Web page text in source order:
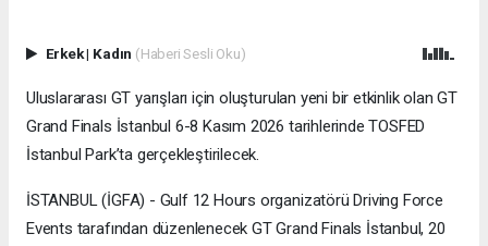
Erkek| Kadın (Haberi Sesli Oku)
Uluslararası GT yarışları için oluşturulan yeni bir etkinlik olan GT
Grand Finals İstanbul 6-8 Kasım 2026 tarihlerinde TOSFED
İstanbul Park’ta gerçekleştirilecek.
İSTANBUL (İGFA) - Gulf 12 Hours organizatörü Driving Force
Events tarafından düzenlenecek GT Grand Finals İstanbul, 20